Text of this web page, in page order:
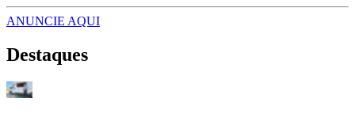
ANUNCIE AQUI
Destaques